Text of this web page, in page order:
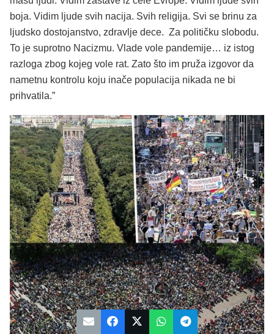
boja. Vidim ljude svih nacija. Svih religija. Svi se brinu za
ljudsko dostojanstvo, zdravlje dece. Za političku slobodu.
To je suprotno Nacizmu. Vlade vole pandemije… iz istog
razloga zbog kojeg vole rat. Zato što im pruža izgovor da
nametnu kontrolu koju inače populacija nikada ne bi
prihvatila.”